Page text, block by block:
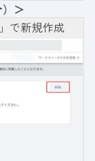
＞
で新規作成